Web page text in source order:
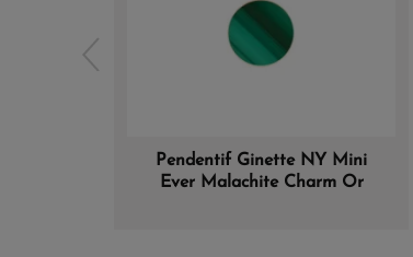
Pendentif Ginette NY Mini
Ever Malachite Charm Or